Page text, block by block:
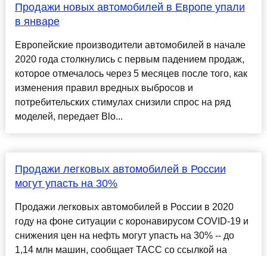
Продажи новых автомобилей в Европе упали
в январе
Европейские производители автомобилей в начале
2020 года столкнулись с первым падением продаж,
которое отмечалось через 5 месяцев после того, как
изменения правил вредных выбросов и
потребительских стимулах снизили спрос на ряд
моделей, передает Blo...
Продажи легковых автомобилей в России
могут упасть на 30%
Продажи легковых автомобилей в России в 2020
году на фоне ситуации с коронавирусом COVID-19 и
снижения цен на нефть могут упасть на 30% -- до
1,14 млн машин, сообщает ТАСС со ссылкой на